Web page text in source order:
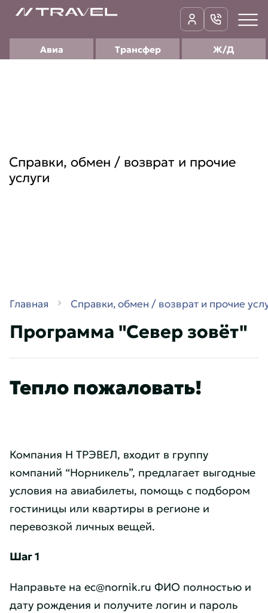
Авиа Трансфер Ж/Д
Справки, обмен / возврат и прочие
услуги
Главная Справки, обмен / возврат и прочие
Программа "Север зовёт"
Тепло пожаловать!
Компания Н ТРЭВЕЛ, входит в группу
компаний “Норникель”, предлагает выгодные
условия на авиабилеты, помощь с подбором
гостиницы или квартиры в регионе и
перевозкой личных вещей.
Шаг 1
Направьте на ec@nornik.ru ФИО полностью и
дату рождения и получите логин и пароль